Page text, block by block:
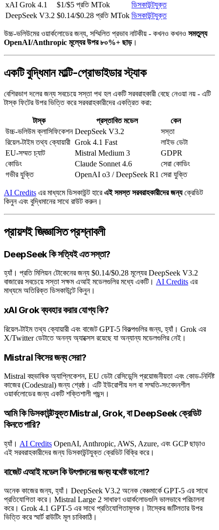
xAI Grok 4.1
$1/$5 প্রতি MTok
ডিসকাউন্টযুক্ত
DeepSeek V3.2 $0.14/$0.28 প্রতি MTok ডিসকাউন্টযুক্ত
উচ্চ-ভলিউমের ওয়ার্কলোডের জন্য, সম্মিলিত প্রভাব নাটকীয় - কখনও কখনও সমতুল্য
OpenAI/Anthropic মূল্যের উপর ৮০%+ ছাড়।
একটি বুদ্ধিমান মাল্টি-প্রোভাইডার স্ট্যাক
বেশিরভাগ দলের জন্য সবচেয়ে সস্তা পথ হল একটি সরবরাহকারী বেছে নেওয়া নয় - এটি
টাস্ক ফিটের উপর ভিত্তি করে সরবরাহকারীদের একত্রিত করা:
টাস্ক প্রস্তাবিত মডেল
কেন
উচ্চ-ভলিউম ক্লাসিফিকেশন DeepSeek V3.2
সস্তা
রিয়েল-টাইম তথ্য ক্যোয়ারী Grok 4.1 Fast
লাইভ ডেটা
EU-সম্মত চ্যাট
Mistral Medium 3
GDPR
কোডিং
Claude Sonnet 4.6
সেরা কোডিং
গভীর যুক্তি
OpenAI o3 / DeepSeek R1 সেরা যুক্তি
AI Credits এর মাধ্যমে ডিসকাউন্ট হারেএই সমস্ত সরবরাহকারীদের জন্যক্রেডিট
কিনুন এবং বুদ্ধিমানের সাথে রাউট করুন।
প্রায়শই জিজ্ঞাসিত প্রশ্নাবলী
DeepSeek কি সত্যিই এত সস্তা?
হ্যাঁ। প্রতি মিলিয়ন টোকেনের জন্য $0.14/$0.28 মূল্যের DeepSeek V3.2
বাজারের সবচেয়ে সস্তা সক্ষম এআই মডেলগুলির মধ্যে একটি। AI Credits এর
মাধ্যমে অতিরিক্ত ডিসকাউন্টে কিনুন।
xAI Grok ব্যবহার করার যোগ্য কি?
রিয়েল-টাইম তথ্য ক্যোয়ারী এবং বাজেট GPT-5 বিকল্পগুলির জন্য, হ্যাঁ। Grok এর
X/Twitter ডেটাতে অনন্য অ্যাক্সেস রয়েছে যা অন্যান্য মডেলগুলির নেই।
Mistral কিসের জন্য সেরা?
Mistral বহুভাষিক অ্যাপ্লিকেশন, EU ডেটা রেসিডেন্সি প্রয়োজনীয়তা এবং কোড-নির্দিষ্ট
কাজের (Codestral) জন্য শ্রেষ্ঠ। এটি ইউরোপীয় দল বা সম্মতি-সংবেদনশীল
ওয়ার্কলোডের জন্য একটি শক্তিশালী পছন্দ।
আমি কি ডিসকাউন্টযুক্ত Mistral, Grok, বা DeepSeek ক্রেডিট
কিনতে পারি?
হ্যাঁ। AI Credits OpenAI, Anthropic, AWS, Azure, এবং GCP ছাড়াও
এই সরবরাহকারীদের জন্য ডিসকাউন্টযুক্ত ক্রেডিট বিক্রি করে।
বাজেট এআই মডেল কি উৎপাদনের জন্য যথেষ্ট ভালো?
অনেক কাজের জন্য, হ্যাঁ। DeepSeek V3.2 অনেক বেঞ্চমার্কে GPT-5 এর সাথে
প্রতিযোগিতা করে। Mistral Large 2 সাধারণ ওয়ার্কলোডগুলি ভালভাবে পরিচালনা
করে। Grok 4.1 GPT-5 এর সাথে প্রতিযোগিতামূলক। টাস্কের জটিলতার উপর
ভিত্তি করে স্মার্ট রাউটিং মূল চাবিকাঠি।